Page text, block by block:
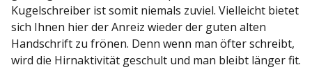
Kugelschreiber ist somit niemals zuviel. Vielleicht bietet
sich Ihnen hier der Anreiz wieder der guten alten
Handschrift zu frönen. Denn wenn man öfter schreibt,
wird die Hirnaktivität geschult und man bleibt länger fit.